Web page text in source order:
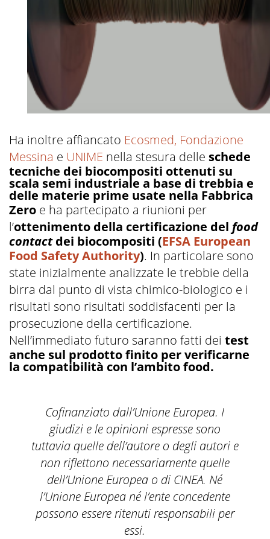
Ha inoltre affiancato Ecosmed, Fondazione
Messina e UNIME nella stesura delle schede
tecniche dei biocompositi ottenuti su
scala semi industriale a base di trebbia e
delle materie prime usate nella Fabbrica
Zero e ha partecipato a riunioni per
l’ottenimento della certificazione del food
contactdei biocompositi (EFSA European
Food Safety Authority). In particolare sono
state inizialmente analizzate le trebbie della
birra dal punto di vista chimico-biologico e i
risultati sono risultati soddisfacenti per la
prosecuzione della certificazione.
Nell’immediato futuro saranno fatti dei test
anche sul prodotto finito per verificarne
la compatibilità con l’ambito food.
Cofinanziato dall’Unione Europea. I
giudizi e le opinioni espresse sono
tuttavia quelle dell’autore o degli autori e
non riflettono necessariamente quelle
dell’Unione Europea o di CINEA. Né
l’Unione Europea né l’ente concedente
possono essere ritenuti responsabili per
essi.